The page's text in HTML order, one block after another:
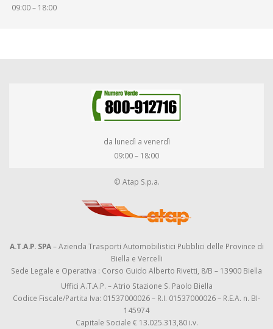
09:00 – 18:00
da lunedì a venerdì
09:00 – 18:00
© Atap S.p.a.
A.T.A.P. SPA– Azienda Trasporti Automobilistici Pubblici delle Province di
Biella e Vercelli
Sede Legale e Operativa : Corso Guido Alberto Rivetti, 8/B – 13900 Biella
Uffici A.T.A.P. – Atrio Stazione S. Paolo Biella
Codice Fiscale/Partita Iva: 01537000026 – R.I. 01537000026 – R.E.A. n. BI-
145974
Capitale Sociale € 13.025.313,80 i.v.